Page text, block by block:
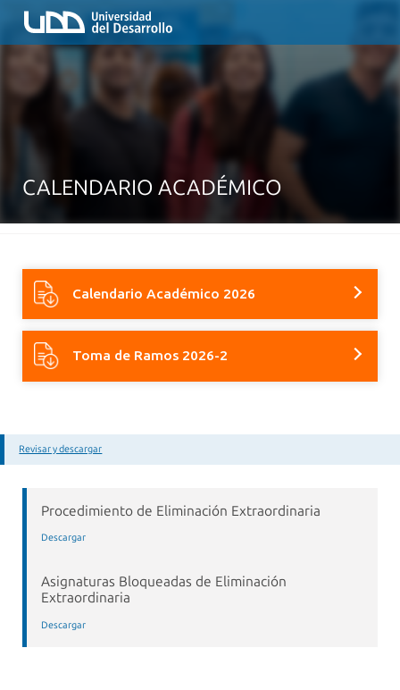
CALENDARIO ACADÉMICO
Calendario Académico 2026
Toma de Ramos 2026-2
Revisar y descargar
Procedimiento de Eliminación Extraordinaria
Descargar
Asignaturas Bloqueadas de Eliminación
Extraordinaria
Descargar